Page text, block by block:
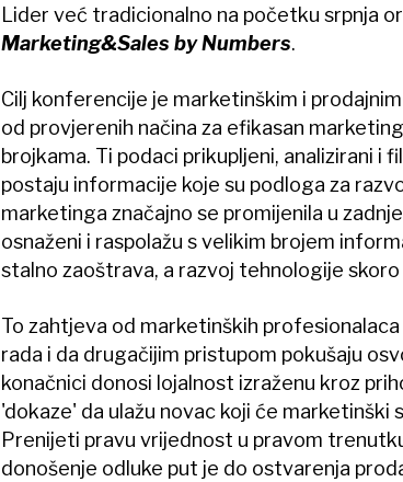
Lider već tradicionalno na početku srpnja
Marketing&Sales by Numbers.
Cilj konferencije je marketinškim i
od provjerenih načina za efikasan
brojkama. Ti podaci prikupljeni, analizirani i
postaju informacije koje su podloga za
marketinga značajno se promijenila u
osnaženi i raspolažu s velikim brojem
stalno zaoštrava, a razvoj tehnologije
To zahtjeva od marketinških
rada i da drugačijim pristupom pokušaju
konačnici donosi lojalnost izraženu kroz
'dokaze' da ulažu novac koji će
Prenijeti pravu vrijednost u pravom
donošenje odluke put je do ostvarenja